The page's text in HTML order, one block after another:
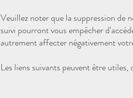
Veuillez noter que la suppression de
suivi pourront vous empêcher
autrement affecter négativement
Les liens suivants peuvent être